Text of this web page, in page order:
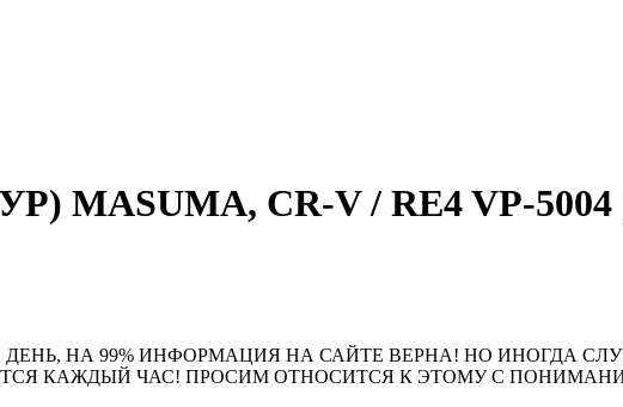
MASUMA, CR-V / RE4 VP-
НА 99% ИНФОРМАЦИЯ НА САЙТЕ ВЕРНА! НО ИНОГДА
КАЖДЫЙ ЧАС! ПРОСИМ ОТНОСИТСЯ К ЭТОМУ С